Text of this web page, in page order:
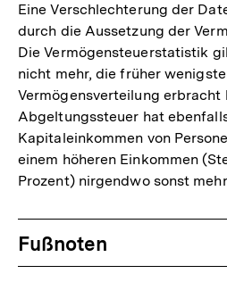
Eine Verschlechterung der
durch die Aussetzung der
Die Vermögensteuerstatistik
nicht mehr, die früher
Vermögensverteilung erbracht
Abgeltungssteuer hat
Kapitaleinkommen von
einem höheren Einkommen
Prozent) nirgendwo sonst
Fussnoten
Fußnoten